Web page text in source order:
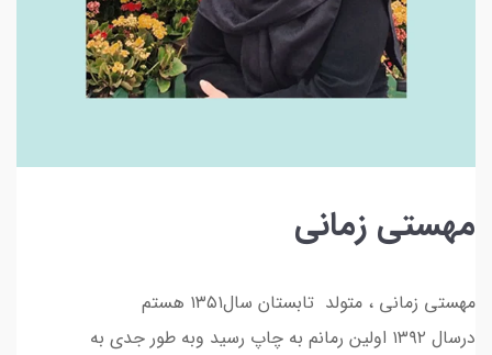
مهستی زمانی
مهستی زمانی ، متولد تابستان سال۱۳۵۱ هستم
درسال ۱۳۹۲ اولین رمانم به چاپ رسید وبه طور جدی به